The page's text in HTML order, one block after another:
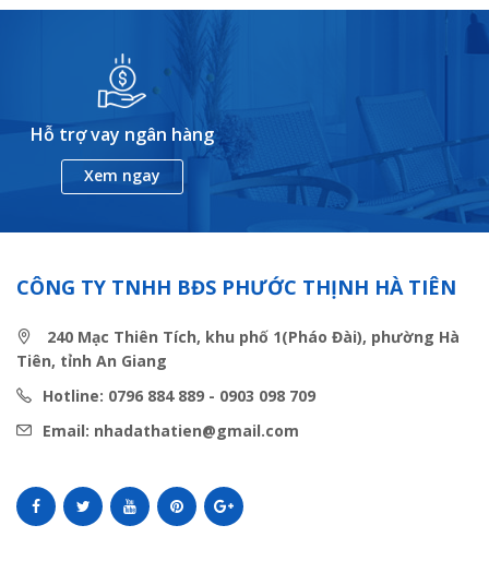
Hỗ trợ vay ngân hàng
Xem ngay
CÔNG TY TNHH BĐS PHƯỚC THỊNH HÀ TIÊN
240 Mạc Thiên Tích, khu phố 1(Pháo Đài), phường Hà
Tiên, tỉnh An Giang
Hotline: 0796 884 889 - 0903 098 709
Email: nhadathatien@gmail.com